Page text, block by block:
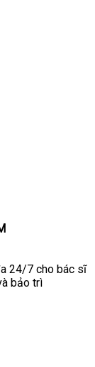
24/7 cho bác sĩ
bảo trì